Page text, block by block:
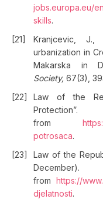
jobs.europa.eu/
skills.
Kranjcevic, J.,
urbanization in
Makarska in
Society, 67(3),
Law of the
from
potrosaca.
Law of the
from https://
djelatnosti.